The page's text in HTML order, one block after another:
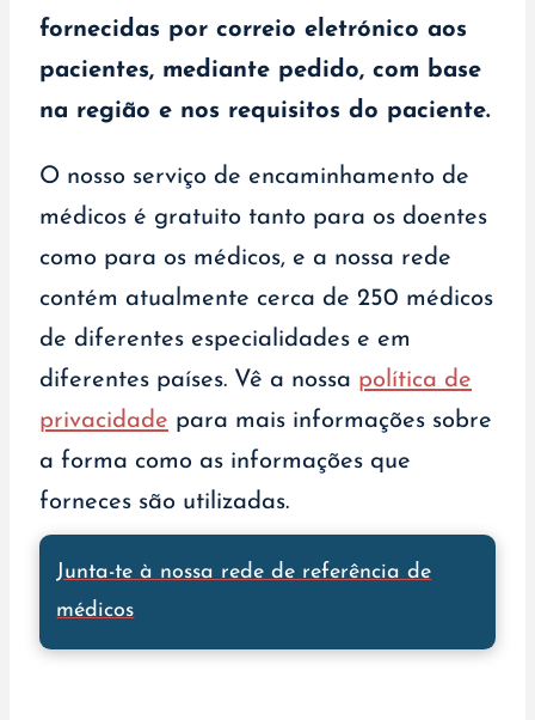
fornecidas por correio eletrónico aos
pacientes, mediante pedido, com base
na região e nos requisitos do paciente.
O nosso serviço de encaminhamento de
médicos é gratuito tanto para os doentes
como para os médicos, e a nossa rede
contém atualmente cerca de 250 médicos
de diferentes especialidades e em
diferentes países. Vê a nossa política de
privacidade para mais informações sobre
a forma como as informações que
forneces são utilizadas.
Junta-te à nossa rede de referência de
médicos